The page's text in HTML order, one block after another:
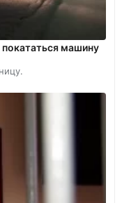
покататься машину